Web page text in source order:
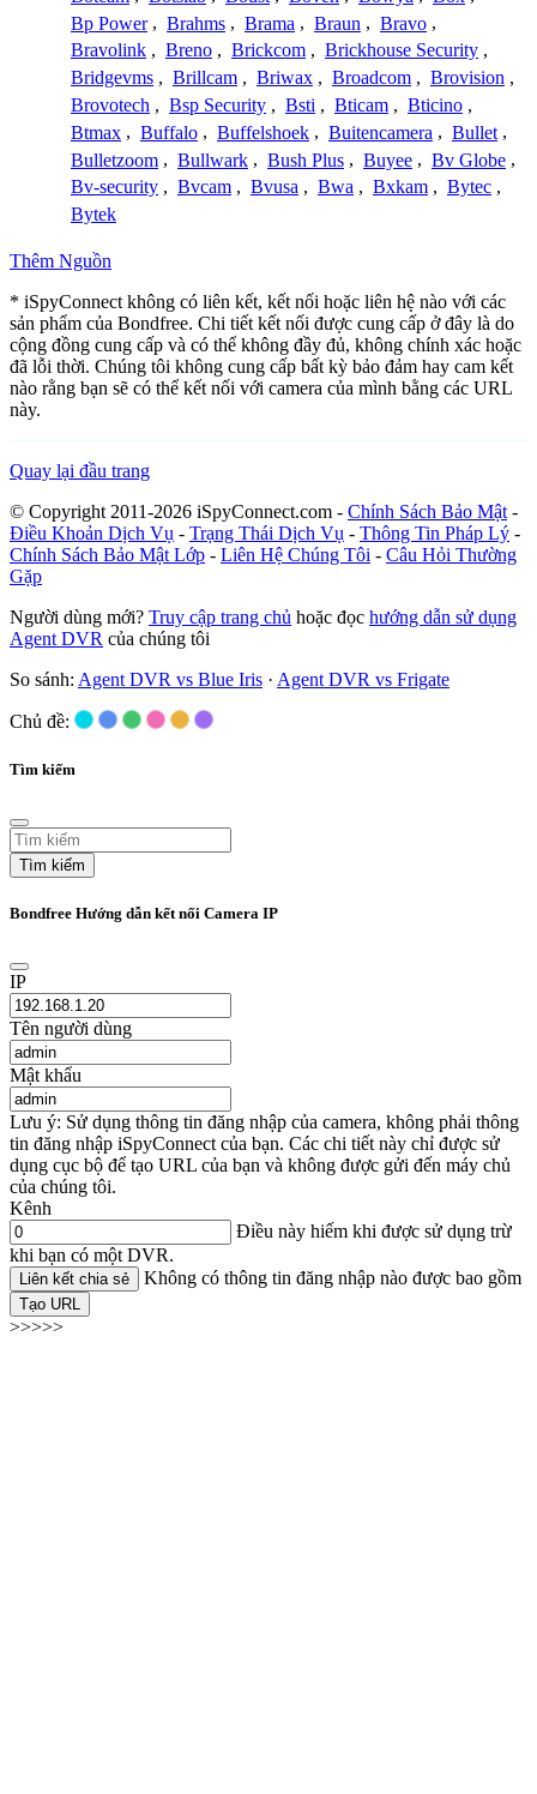
Bp Power , Brahms , Brama , Braun , Bravo ,
Bravolink , Breno , Brickcom , Brickhouse Security ,
Bridgevms , Brillcam , Briwax , Broadcom , Brovision ,
Brovotech , Bsp Security , Bsti , Bticam , Bticino ,
Btmax , Buffalo , Buffelshoek , Buitencamera , Bullet ,
Bulletzoom , Bullwark , Bush Plus , Buyee , Bv Globe ,
Bv-security , Bvcam , Bvusa , Bwa , Bxkam , Bytec ,
Bytek
Thêm Nguồn
* iSpyConnect không có liên kết, kết nối hoặc liên hệ nào với các
sản phẩm của Bondfree. Chi tiết kết nối được cung cấp ở đây là do
cộng đồng cung cấp và có thể không đầy đủ, không chính xác hoặc
đã lỗi thời. Chúng tôi không cung cấp bất kỳ bảo đảm hay cam kết
nào rằng bạn sẽ có thể kết nối với camera của mình bằng các URL
này.
Quay lại đầu trang
© Copyright 2011-2026 iSpyConnect.com - Chính Sách Bảo Mật -
Điều Khoản Dịch Vụ - Trạng Thái Dịch Vụ - Thông Tin Pháp Lý -
Chính Sách Bảo Mật Lớp - Liên Hệ Chúng Tôi - Câu Hỏi Thường
Gặp
Người dùng mới? Truy cập trang chủ hoặc đọc hướng dẫn sử dụng
Agent DVR của chúng tôi
So sánh: Agent DVR vs Blue Iris · Agent DVR vs Frigate
Chủ đề:
Tìm kiếm
Tìm kiếm
Bondfree Hướng dẫn kết nối Camera IP
IP
Tên người dùng
Mật khẩu
Lưu ý: Sử dụng thông tin đăng nhập của camera, không phải thông
tin đăng nhập iSpyConnect của bạn. Các chi tiết này chỉ được sử
dụng cục bộ để tạo URL của bạn và không được gửi đến máy chủ
của chúng tôi.
Kênh
Điều này hiếm khi được sử dụng trừ
khi bạn có một DVR.
Liên kết chia sẻ Không có thông tin đăng nhập nào được bao gồm
Tạo URL
>>>>>